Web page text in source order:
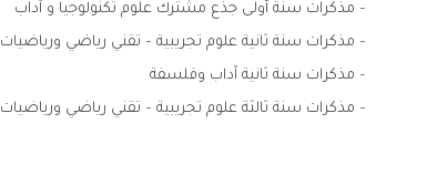
– مذكرات سنة أولى جذع مشترك علوم تكنولوجيا و آداب
– مذكرات سنة ثانية علوم تجريبية – تقني رياضي ورياضيات
– مذكرات سنة ثانية آداب وفلسفة
– مذكرات سنة ثالثة علوم تجريبية – تقني رياضي ورياضيات